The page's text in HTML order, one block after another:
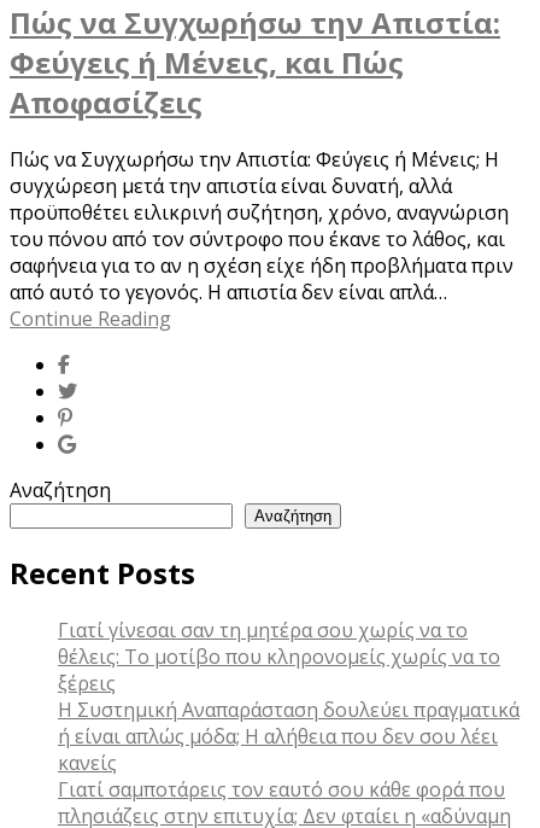
Πώς να Συγχωρήσω την Απιστία:
Φεύγεις ή Μένεις, και Πώς
Αποφασίζεις
Πώς να Συγχωρήσω την Απιστία: Φεύγεις ή Μένεις; Η
συγχώρεση μετά την απιστία είναι δυνατή, αλλά
προϋποθέτει ειλικρινή συζήτηση, χρόνο, αναγνώριση
του πόνου από τον σύντροφο που έκανε το λάθος, και
σαφήνεια για το αν η σχέση είχε ήδη προβλήματα πριν
από αυτό το γεγονός. Η απιστία δεν είναι απλά…
Continue Reading
Αναζήτηση
Αναζήτηση
Recent Posts
Γιατί γίνεσαι σαν τη μητέρα σου χωρίς να το
θέλεις: Το μοτίβο που κληρονομείς χωρίς να το
ξέρεις
Η Συστημική Αναπαράσταση δουλεύει πραγματικά
ή είναι απλώς μόδα; Η αλήθεια που δεν σου λέει
κανείς
Γιατί σαμποτάρεις τον εαυτό σου κάθε φορά που
πλησιάζεις στην επιτυχία; Δεν φταίει η «αδύναμη